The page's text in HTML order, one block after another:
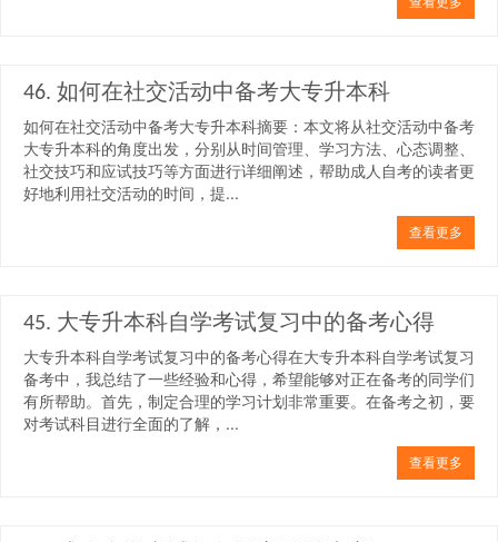
46. 如何在社交活动中备考大专升本科
如何在社交活动中备考大专升本科摘要：本文将从社交活动中备考
大专升本科的角度出发，分别从时间管理、学习方法、心态调整、
社交技巧和应试技巧等方面进行详细阐述，帮助成人自考的读者更
好地利用社交活动的时间，提...
查看更多
45. 大专升本科自学考试复习中的备考心得
大专升本科自学考试复习中的备考心得在大专升本科自学考试复习
备考中，我总结了一些经验和心得，希望能够对正在备考的同学们
有所帮助。首先，制定合理的学习计划非常重要。在备考之初，要
对考试科目进行全面的了解，...
查看更多